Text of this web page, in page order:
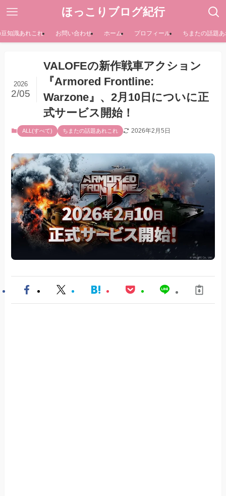
ほっこりブログ紀行
知識あれこれ お問い合わせ ホーム プロフィール ちまたの話題
VALOFEの新作戦車アクション
『Armored Frontline:
Warzone』、2月10日についに正
式サービス開始！
2026
2/05
ALL(すべて) ちまたの話題あれこれ 2026年2月5日